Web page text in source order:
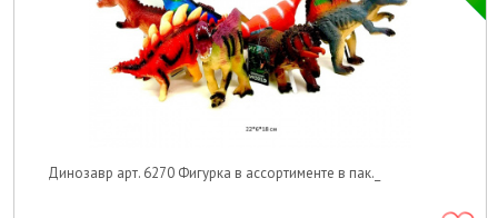
Динозавр арт. 6270 Фигурка в ассортименте в пак._